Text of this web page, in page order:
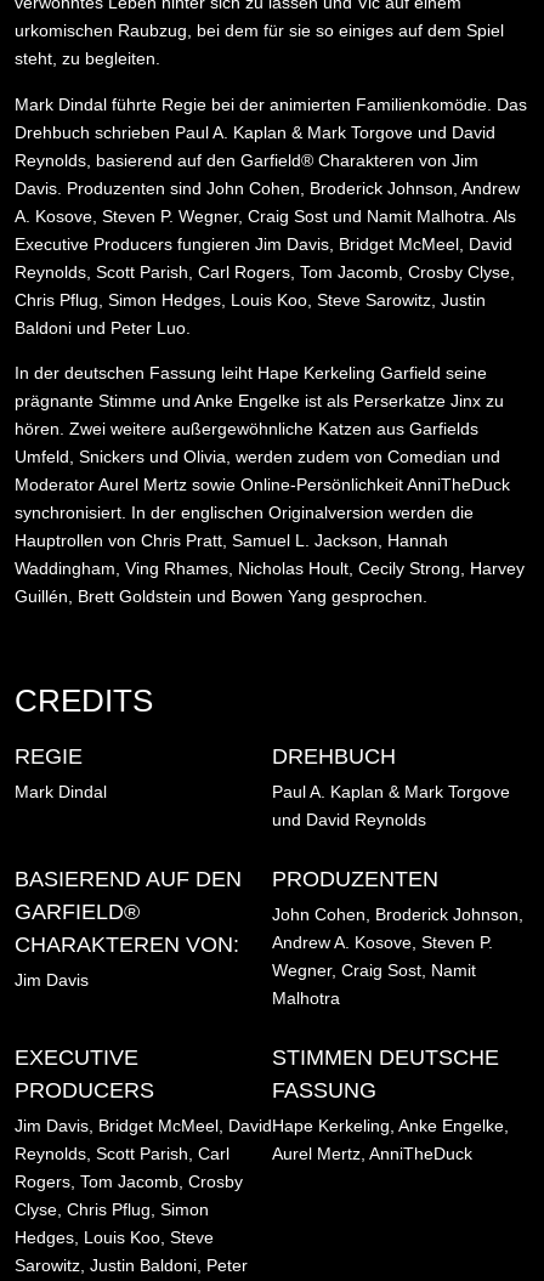
urkomischen Raubzug, bei dem für sie so einiges auf dem Spiel
steht, zu begleiten.
Mark Dindal führte Regie bei der animierten Familienkomödie. Das
Drehbuch schrieben Paul A. Kaplan & Mark Torgove und David
Reynolds, basierend auf den Garfield® Charakteren von Jim
Davis. Produzenten sind John Cohen, Broderick Johnson, Andrew
A. Kosove, Steven P. Wegner, Craig Sost und Namit Malhotra. Als
Executive Producers fungieren Jim Davis, Bridget McMeel, David
Reynolds, Scott Parish, Carl Rogers, Tom Jacomb, Crosby Clyse,
Chris Pflug, Simon Hedges, Louis Koo, Steve Sarowitz, Justin
Baldoni und Peter Luo.
In der deutschen Fassung leiht Hape Kerkeling Garfield seine
prägnante Stimme und Anke Engelke ist als Perserkatze Jinx zu
hören. Zwei weitere außergewöhnliche Katzen aus Garfields
Umfeld, Snickers und Olivia, werden zudem von Comedian und
Moderator Aurel Mertz sowie Online-Persönlichkeit AnniTheDuck
synchronisiert. In der englischen Originalversion werden die
Hauptrollen von Chris Pratt, Samuel L. Jackson , Hannah
Waddingham, Ving Rhames, Nicholas Hoult, Cecily Strong, Harvey
Guillén, Brett Goldstein und Bowen Yang gesprochen.
CREDITS
REGIE
Mark Dindal
DREHBUCH
Paul A. Kaplan & Mark Torgove
und David Reynolds
BASIEREND AUF DEN
GARFIELD®
CHARAKTEREN VON:
Jim Davis
PRODUZENTEN
John Cohen, Broderick Johnson,
Andrew A. Kosove, Steven P.
Wegner, Craig Sost, Namit
Malhotra
EXECUTIVE
PRODUCERS
Jim Davis, Bridget McMeel, David
Reynolds, Scott Parish, Carl
Rogers, Tom Jacomb, Crosby
Clyse, Chris Pflug, Simon
Hedges, Louis Koo, Steve
Sarowitz, Justin Baldoni, Peter
STIMMEN DEUTSCHE
FASSUNG
Hape Kerkeling, Anke Engelke,
Aurel Mertz, AnniTheDuck